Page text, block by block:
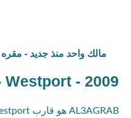
مالك واحد منذ جديد -
Westport - 2009